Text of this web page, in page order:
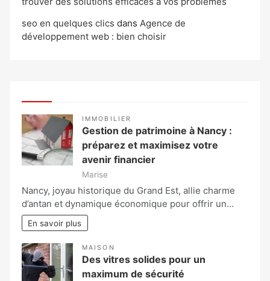
seo en quelques clics dans Agence de
développement web : bien choisir
IMMOBILIER
Gestion de patrimoine à Nancy :
préparez et maximisez votre
avenir financier
Marise
Nancy, joyau historique du Grand Est, allie charme
d’antan et dynamique économique pour offrir un…
En savoir plus
MAISON
Des vitres solides pour un
maximum de sécurité